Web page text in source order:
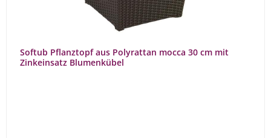
Softub Pflanztopf aus Polyrattan mocca 30 cm mit
Zinkeinsatz Blumenkübel